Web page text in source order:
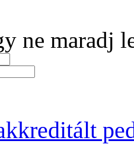
ne maradj